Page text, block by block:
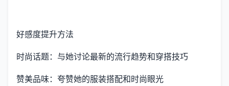
好感度提升方法
时尚话题：与她讨论最新的流行趋势和穿搭技巧
赞美品味：夸赞她的服装搭配和时尚眼光